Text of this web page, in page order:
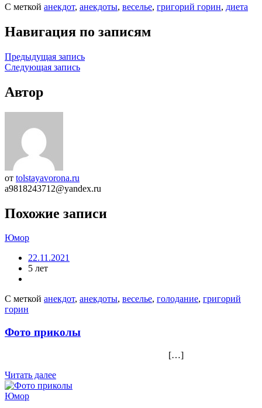
С меткой анекдот, анекдоты, веселье, григорий горин, диета
Навигация по записям
Предыдущая запись
Следующая запись
Автор
от tolstayavorona.ru
a9818243712@yandex.ru
Похожие записи
Юмор
22.11.2021
5 лет
С меткой анекдот, анекдоты, веселье, голодание, григорий
горин
Фото приколы
[…]
Читать далее
Юмор